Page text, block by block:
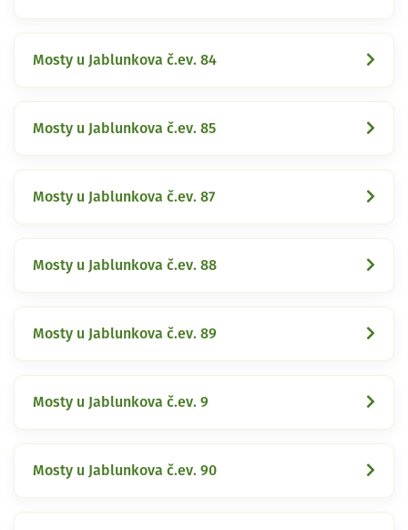
Mosty u Jablunkova č.ev. 84
Mosty u Jablunkova č.ev. 85
Mosty u Jablunkova č.ev. 87
Mosty u Jablunkova č.ev. 88
Mosty u Jablunkova č.ev. 89
Mosty u Jablunkova č.ev. 9
Mosty u Jablunkova č.ev. 90